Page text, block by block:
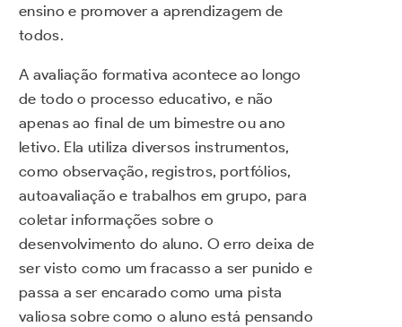
ensino e promover a aprendizagem de
todos.
A avaliação formativa acontece ao longo
de todo o processo educativo, e não
apenas ao final de um bimestre ou ano
letivo. Ela utiliza diversos instrumentos,
como observação, registros, portfólios,
autoavaliação e trabalhos em grupo, para
coletar informações sobre o
desenvolvimento do aluno. O erro deixa de
ser visto como um fracasso a ser punido e
passa a ser encarado como uma pista
valiosa sobre como o aluno está pensando